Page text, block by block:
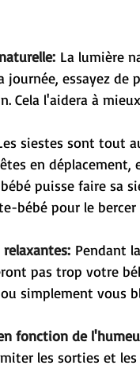
La lumière
essayez de
Cela l'aidera à
siestes sont tout
en
puisse faire sa
bébé pour le bercer
Pendant
pas trop votre
simplement vous
fonction de
les sorties et